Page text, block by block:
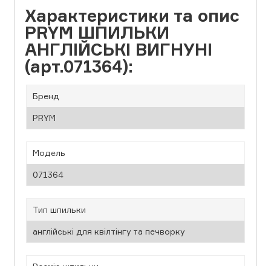
Характеристики та опис
PRYM ШПИЛЬКИ
АНГЛІЙСЬКІ ВИГНУНІ
(арт.071364):
Бренд
PRYM
Модель
071364
Тип шпильки
англійські для квілтінгу та печворку